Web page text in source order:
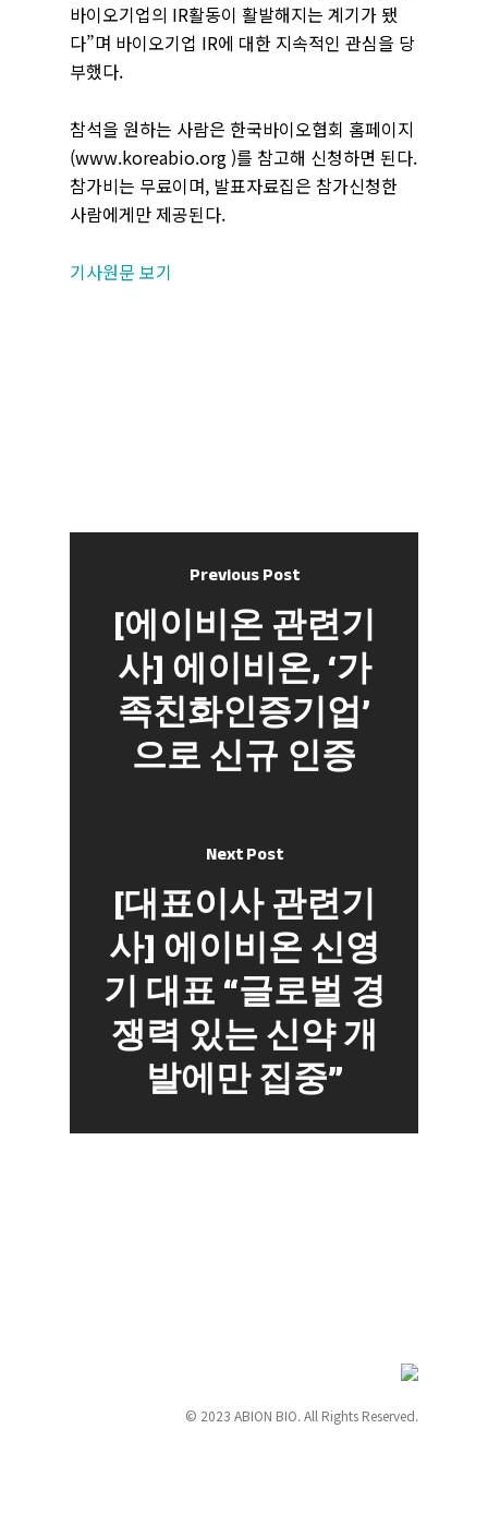
바이오기업의 IR활동이 활발해지는 계기가 됐
다”며 바이오기업 IR에 대한 지속적인 관심을 당
부했다.
참석을 원하는 사람은 한국바이오협회 홈페이지
(www.koreabio.org )를 참고해 신청하면 된다.
참가비는 무료이며, 발표자료집은 참가신청한
사람에게만 제공된다.
기사원문 보기
Previous Post
[에이비온 관련기
사] 에이비온, ‘가
족친화인증기업’
으로 신규 인증
Next Post
[대표이사 관련기
사] 에이비온 신영
기 대표 “글로벌 경
쟁력 있는 신약 개
발에만 집중”
© 2023 ABION BIO. All Rights Reserved.